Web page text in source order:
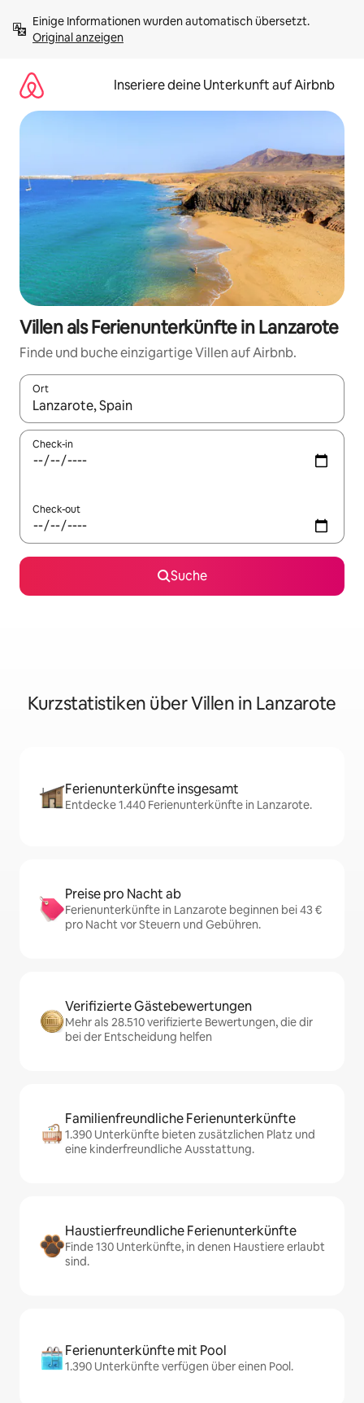
Inhalten
springenOriginal anzeigen
Inseriere deine Unterkunft auf Airbnb
Villen als Ferienunterkünfte in Lanzarote
Finde und buche einzigartige Villen auf Airbnb.
Ort
Wenn Ergebnisse verfügbar sind, navigiere mit den
Check-in
Check-out
Suche
Kurzstatistiken über Villen in Lanzarote
Ferienunterkünfte insgesamt
Entdecke 1.440 Ferienunterkünfte in Lanzarote.
Preise pro Nacht ab
Ferienunterkünfte in Lanzarote beginnen bei 43 €
pro Nacht vor Steuern und Gebühren.
Verifizierte Gästebewertungen
Mehr als 28.510 verifizierte Bewertungen, die dir
bei der Entscheidung helfen
Familienfreundliche Ferienunterkünfte
1.390 Unterkünfte bieten zusätzlichen Platz und
eine kinderfreundliche Ausstattung.
Haustierfreundliche Ferienunterkünfte
Finde 130 Unterkünfte, in denen Haustiere erlaubt
sind.
Ferienunterkünfte mit Pool
1.390 Unterkünfte verfügen über einen Pool.